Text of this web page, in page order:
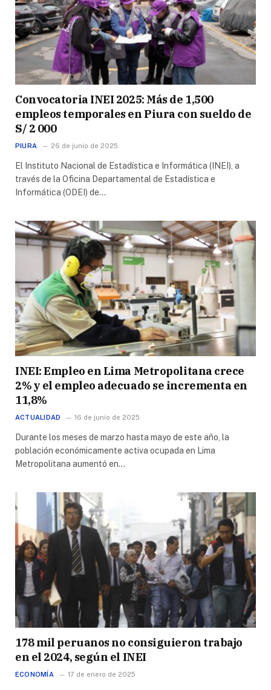
Convocatoria INEI 2025: Más de 1,500
empleos temporales en Piura con sueldo de
S/ 2 000
PIURA 26 de junio de 2025
El Instituto Nacional de Estadística e Informática (INEI), a
través de la Oficina Departamental de Estadística e
Informática (ODEI) de…
INEI: Empleo en Lima Metropolitana crece
2% y el empleo adecuado se incrementa en
11,8%
ACTUALIDAD 16 de junio de 2025
Durante los meses de marzo hasta mayo de este año, la
población económicamente activa ocupada en Lima
Metropolitana aumentó en…
178 mil peruanos no consiguieron trabajo
en el 2024, según el INEI
ECONOMÍA 17 de enero de 2025